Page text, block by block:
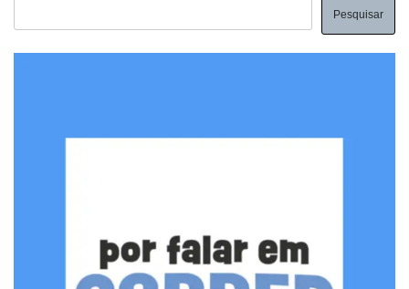
Pesquisar